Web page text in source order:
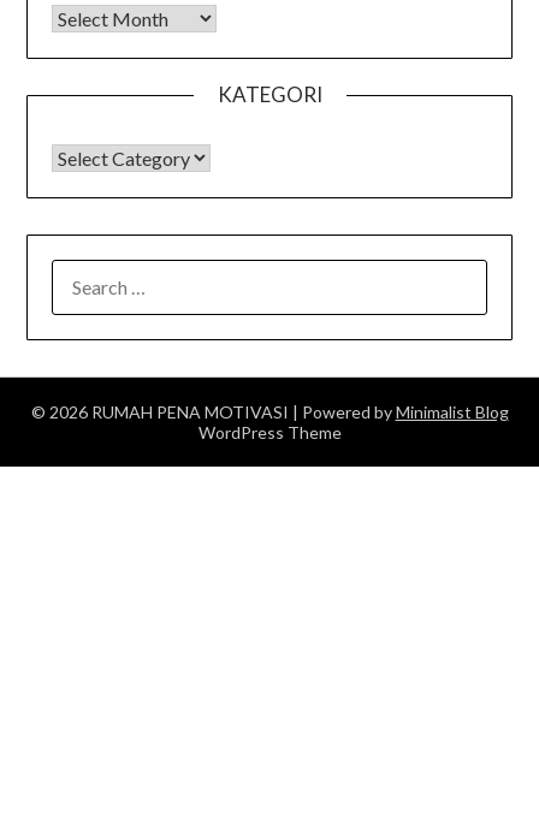
Arsip
KATEGORI
KATEGORI
FOR:
© 2026 RUMAH PENA MOTIVASI | Powered byMinimalist Blog
WordPress Theme